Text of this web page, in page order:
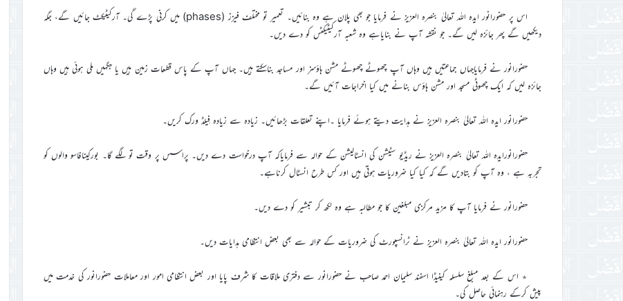
اس پر حضورانور ایدہ اللہ تعالیٰ بنصرہ العزیز نے فرمایا جو بھی پلان ہے وہ بنائیں۔ تعمیر تو مختلف فیزز (phases) میں کرنی پڑے گی۔ آرکیٹیکٹ جائیں گے، جگہ
دیکھیں گے پھر جائزہ لیں گے۔ جو نقشہ آپ نے بنایاہے وہ شعبہ آرکیٹیکٹس کو دے دیں۔
حضورانور نے فرمایاجہاں جماعتیں ہیں وہاں آپ چھوٹے چھوٹے مشن ہاؤسز اور مساجد بناسکتے ہیں۔ جہاں آپ کے پاس قطعات زمین ہیں یا جگہیں ملی ہوئی ہیں وہاں
جائزہ لیں کہ ایک چھوٹی مسجد اور مشن ہاؤس بنانے میں کیا اخراجات آئیں گے۔
حضورانور ایدہ اللہ تعالیٰ بنصرہ العزیز نے ہدایت دیتے ہوئے فرمایا ۔اپنے تعلقات بڑھائیں۔ زیادہ سے زیادہ فِیلڈ ورک کریں۔
حضورانورایدہ اللہ تعالیٰ بنصرہ العزیز نے ریڈیو سٹیشن کی انسٹالیشن کے حوالہ سے فرمایاکہ آپ درخواست دے دیں۔ پراسس پر وقت تو لگے گا۔ بورکینافاسو والوں کو
تجربہ ہے ، وہ آپ کو بتادیں گے کہ کیا کیا ضروریات ہوتی ہیں اور کس طرح انسٹال کرناہے۔
حضورانور نے فرمایا آپ کا مزید مرکزی مبلغین کا جو مطالبہ ہے وہ لکھ کر تبشیر کو دے دیں۔
حضورانور ایدہ اللہ تعالیٰ بنصرہ العزیز نے ٹرانسپورٹ کی ضروریات کے حوالہ سے بھی بعض انتظامی ہدایات دیں۔
٭ اس کے بعد مبلغ سلسلہ کینیڈا اسفند سلیمان احمد صاحب نے حضورانور سے دفتری ملاقات کا شرف پایا اور بعض انتظامی امور اور معاملات حضورانور کی خدمت میں
پیش کرکے رہنمائی حاصل کی۔